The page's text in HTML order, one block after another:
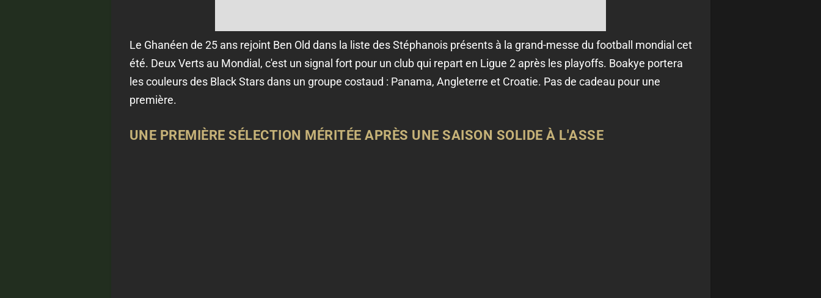
Le Ghanéen de 25 ans rejoint Ben Old dans la liste des Stéphanois présents à la grand-messe du football mondial cet
été. Deux Verts au Mondial, c'est un signal fort pour un club qui repart en Ligue 2 après les playoffs. Boakye portera
les couleurs des Black Stars dans un groupe costaud : Panama, Angleterre et Croatie. Pas de cadeau pour une
première.
UNE PREMIÈRE SÉLECTION MÉRITÉE APRÈS UNE SAISON SOLIDE À L'ASSE